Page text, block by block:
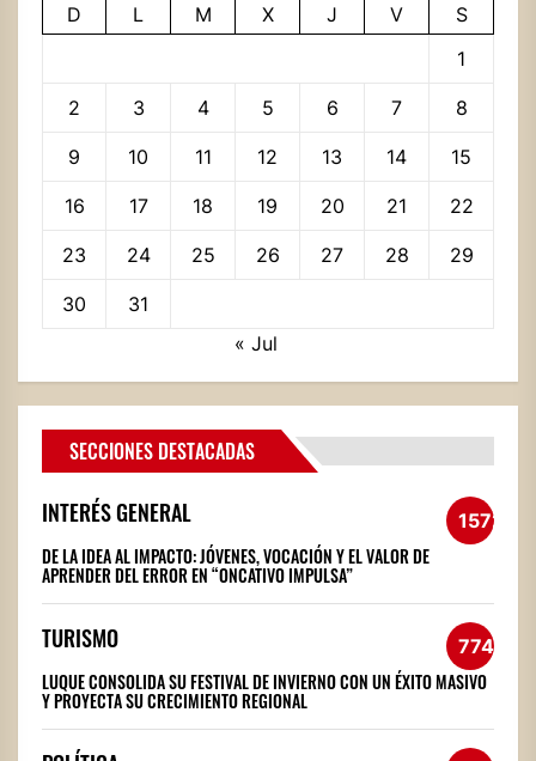
D L M X J V
S
1
2 3 4 5 6 7 8
9 10 11 12 13 14 15
16 17 18 19 20 21 22
23 24 25 26 27 28 29
30
31
« Jul
SECCIONES DESTACADAS
INTERÉS GENERAL 1572
DE LA IDEA AL IMPACTO: JÓVENES, VOCACIÓN Y EL VALOR DE
APRENDER DEL ERROR EN “ONCATIVO IMPULSA”
TURISMO 774
LUQUE CONSOLIDA SU FESTIVAL DE INVIERNO CON UN ÉXITO MASIVO
Y PROYECTA SU CRECIMIENTO REGIONAL